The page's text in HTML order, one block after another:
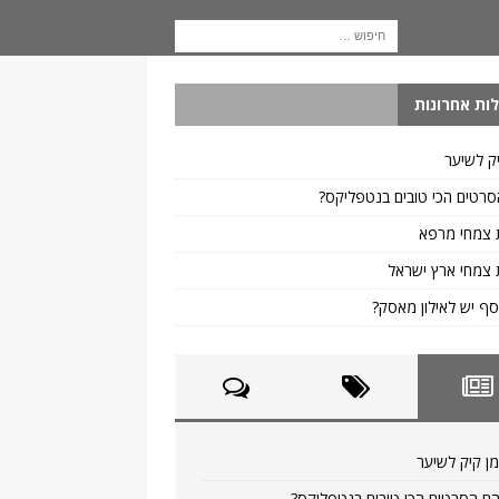
אחרונות
לשיער
הכי טובים בנטפליקס?
צמחי מרפא
צמחי ארץ ישראל
יש לאילון מאסק?
קיק לשיער